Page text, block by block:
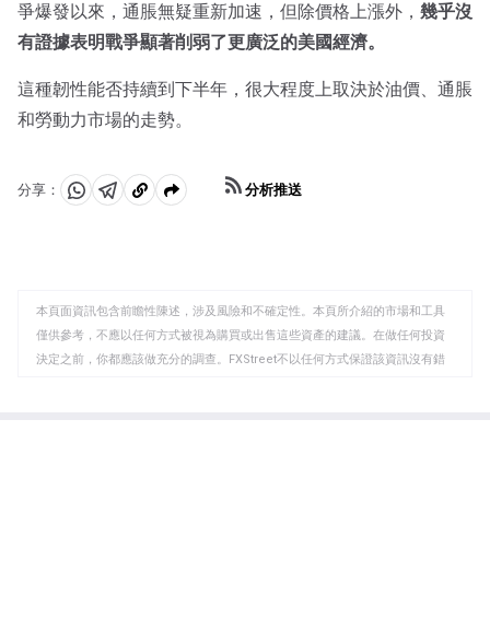
爭爆發以來，通脹無疑重新加速，但除價格上漲外， 幾乎沒
有證據表明戰爭顯著削弱了更廣泛的美國經濟。
這種韌性能否持續到下半年，很大程度上取決於油價、通脹
和勞動力市場的走勢。
分享：
分 分 複
板
分析推送
本頁面資訊包含前瞻性陳述，涉及風險和不確定性。本頁所介紹的市場和工具
僅供參考，不應以任何方式被視為購買或出售這些資產的建議。在做任何投資
決定之前，你都應該做充分的調查。FXStreet不以任何方式保證該資訊沒有錯